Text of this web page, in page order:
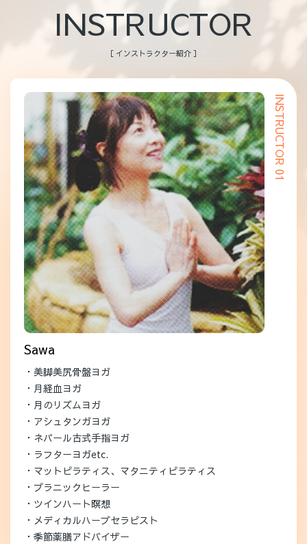
INSTRUCTOR
［ インストラクター紹介 ］
INSTRUCTOR 01
Sawa
・美脚美尻骨盤ヨガ
・月経血ヨガ
・月のリズムヨガ
・アシュタンガヨガ
・ネパール古式手指ヨガ
・ラフターヨガetc.
・マットピラティス、マタニティピラティス
・プラニックヒーラー
・ツインハート瞑想
・メディカルハーブセラピスト
・季節薬膳アドバイザー